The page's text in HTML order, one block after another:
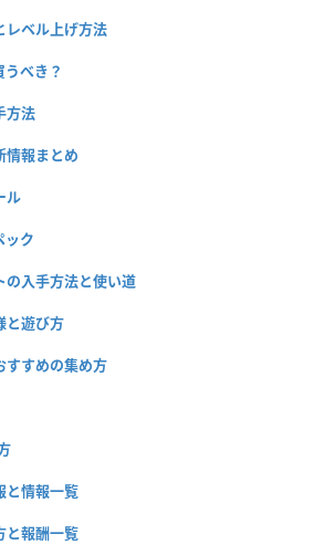
レベル上げ方法
べき？
方法
情報まとめ
ル
ック
の入手方法と使い道
と遊び方
すすめの集め方
と情報一覧
と報酬一覧